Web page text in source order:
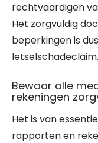
rechtvaardigen
Het zorgvuldig
beperkingen is
letselschadeclaim.
Bewaar alle
rekeningen
Het is van
rapporten en